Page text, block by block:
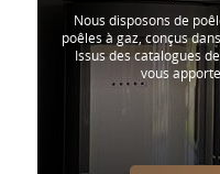
Nous disposons de
poêles à gaz, conçus
Issus des catalogues
vous